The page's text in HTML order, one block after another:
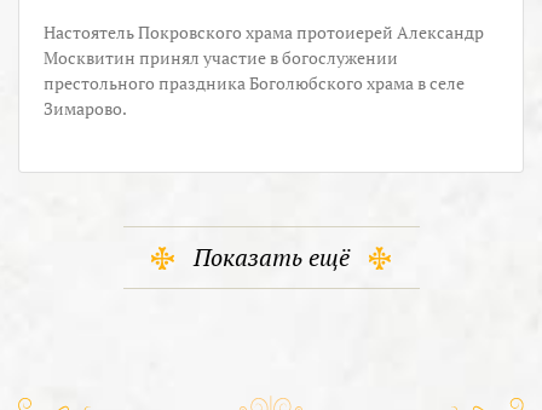
Настоятель Покровского храма протоиерей Александр
Москвитин принял участие в богослужении
престольного праздника Боголюбского храма в селе
Зимарово.
Показать ещё